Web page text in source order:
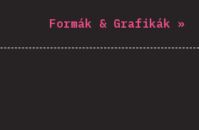
Formák & Grafikák »